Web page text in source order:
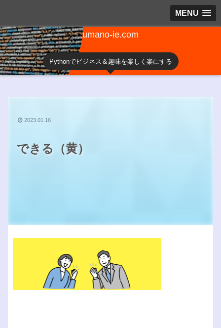
MENU
umano-ie.com
Pythonでビジネス＆趣味を楽しく楽にする
できる（黄）
2023.01.16